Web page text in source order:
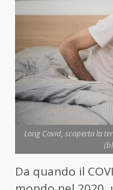
Long Covid, scoperta la
Da quando il